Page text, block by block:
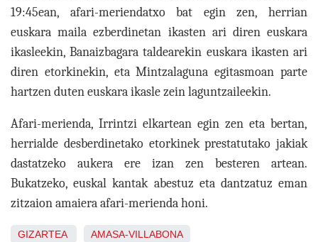
19:45ean, afari-meriendatxo bat egin zen, herrian
euskara maila ezberdinetan ikasten ari diren euskara
ikasleekin, Banaizbagara taldearekin euskara ikasten ari
diren etorkinekin, eta Mintzalaguna egitasmoan parte
hartzen duten euskara ikasle zein laguntzaileekin.
Afari-merienda, Irrintzi elkartean egin zen eta bertan,
herrialde desberdinetako etorkinek prestatutako jakiak
dastatzeko aukera ere izan zen besteren artean.
Bukatzeko, euskal kantak abestuz eta dantzatuz eman
zitzaion amaiera afari-merienda honi.
GIZARTEA AMASA-VILLABONA